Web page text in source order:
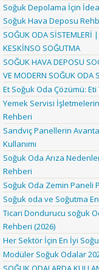
Soğuk Depolama İçin
Soğuk Hava Deposu
SOĞUK ODA SİSTEMLERİ
KESKİNSO SOĞUTMA
SOĞUK HAVA DEPOSU
VE MODERN SOĞUK ODA
Et Soğuk Oda Çözümü:
Yemek Servisi
Rehberi
Sandviç Panellerin
Kullanımı
Soğuk Oda Arıza
Rehberi
Soğuk Oda Zemin Paneli
Soğuk oda ve Soğutma
Ticari Dondurucu soğuk
Rehberi (2026)
Her Sektör İçin En İyi
Modüler Soğuk Odalar